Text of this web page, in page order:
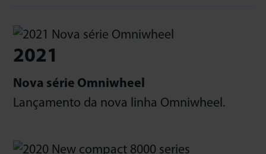
2021
Nova série Omniwheel
Lançamento da nova linha Omniwheel.